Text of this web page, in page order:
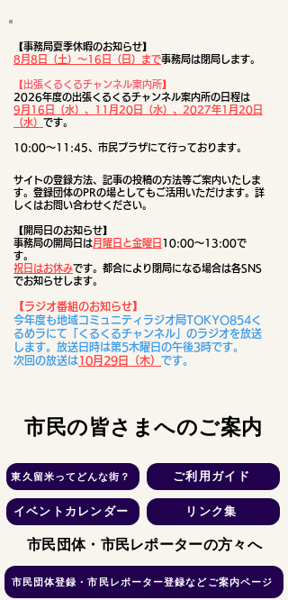
【事務局夏季休暇のお知らせ】
8月8日（土）～16日（日）まで事務局は閉局します。
​【出張くるくるチャンネル案内所】
2026年度の出張くるくるチャンネル案内所の日程は
9月16日（水）、
11月20日（水）、2027年1月20日
（水） です。
10:00～11:45、市民プラザにて行っております。
サイトの登録方法、 記事の投稿の方法等ご案内いたしま
す。​​登録団体のPRの場としてもご活用いただけます。詳
しくはお問い合わせください。
【開局日のお知らせ】
事務局の開局日は月曜日と金曜日 10:00～13:00で
す。
祝日はお休みです。都合により閉局になる場合は各SNS
でお知らせします。
​【ラジオ番組のお知らせ】​
​今年度も地域コミュニティラジオ局TOKYO854く
るめラにて「くるくるチャンネル」のラジオを放送
します。放送日時は第5木曜日の午後3時です。
​次回の放送は10月29日（木） です。
​市民の皆さまへのご案内
東久留米ってどんな街？ ご利用ガイド
イベントカレンダー リンク集
​市民団体・市民レポーターの方々へ
市民団体登録・市民レポーター登録などご案内ページ